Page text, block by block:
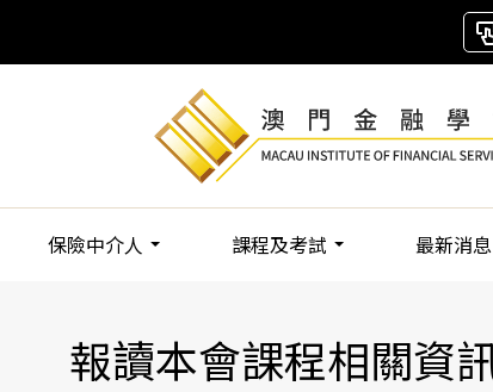
保險中介人 課程及考試 最新消息
報讀本會課程相關資